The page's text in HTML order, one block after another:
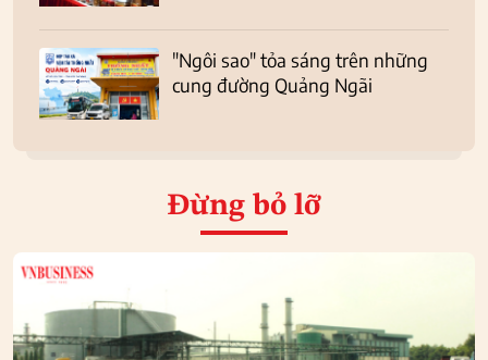
"Ngôi sao" tỏa sáng trên những
cung đường Quảng Ngãi
Đừng bỏ lỡ